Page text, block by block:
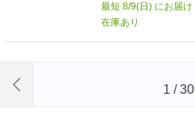
最短 8/9(日) にお届け
在庫あり
1 /30